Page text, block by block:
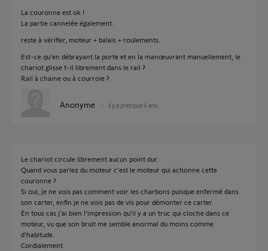
La couronne est ok !
La partie cannelée également.
reste à vérifier, moteur + balais + roulements.
Est-ce qu'en débrayant la porte et en la manœuvrant manuellement, le
chariot glisse t-il librement dans le rail ?
Rail à chaine ou à courroie ?
Anonyme il y a presque 4 ans
Le chariot circule librement aucun point dur.
Quand vous parlez du moteur c’est le moteur qui actionne cette
couronne ?
Si oui, je ne vois pas comment voir les charbons puisque enfermé dans
son carter, enfin je ne vois pas de vis pour démonter ce carter.
En tous cas j’ai bien l’impression qu’il y a un truc qui cloche dans ce
moteur, vu que son bruit me semble anormal du moins comme
d’habitude.
Cordialement